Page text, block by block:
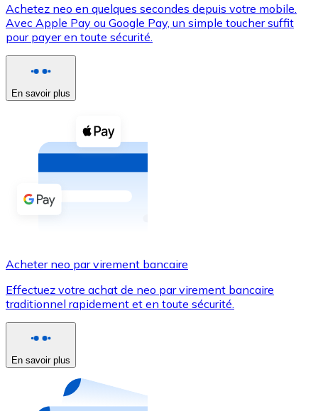
XRP
XRP
Voir toutes
Coupons crypto
Achetez des cryptomonnaies en espèces et d'autres
Acheter avec espèces
Virement SEPA
Utilisez les cartes Visa et Mastercard pour acheter
Acheter avec carte
Nouveau
Achetez des cartes-cadeaux de vos marques
Achetez neo en quelques secondes depuis votre mobile.
Avec Apple Pay ou Google Pay, un simple toucher suffit
pour payer en toute sécurité.
En savoir plus
Acheter neo par virement bancaire
Effectuez votre achat de neo par virement bancaire
traditionnel rapidement et en toute sécurité.
En savoir plus